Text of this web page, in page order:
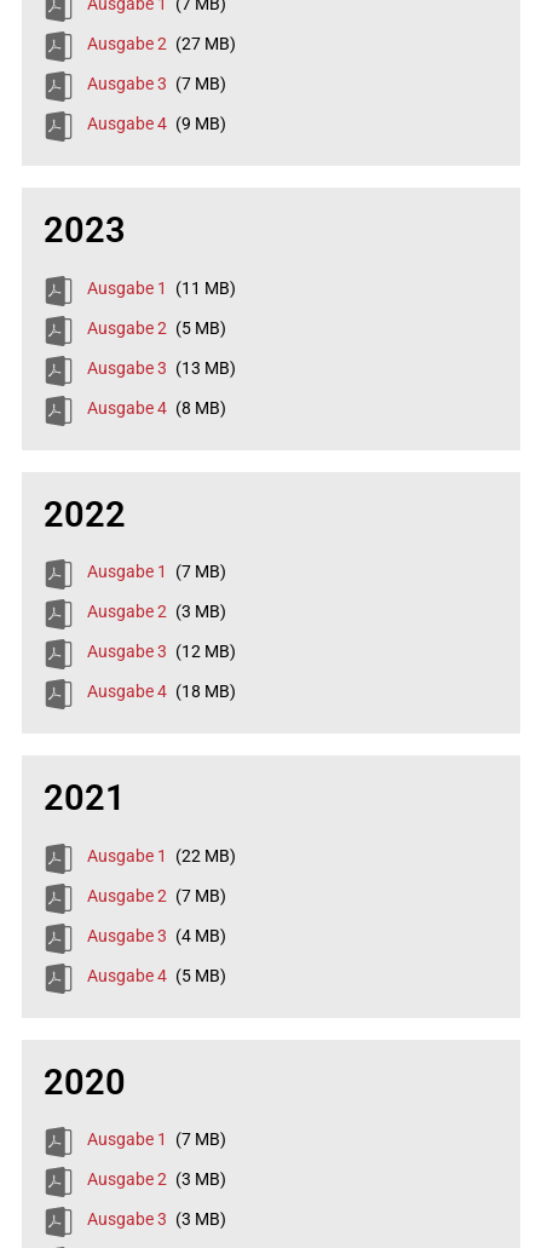
Ausgabe 1
(7 MB)
Ausgabe 2 (27 MB)
Ausgabe 3 (7 MB)
Ausgabe 4 (9 MB)
2023
Ausgabe 1
(11 MB)
Ausgabe 2 (5 MB)
Ausgabe 3 (13 MB)
Ausgabe 4 (8 MB)
2022
Ausgabe 1
(7 MB)
Ausgabe 2 (3 MB)
Ausgabe 3 (12 MB)
Ausgabe 4 (18 MB)
2021
Ausgabe 1
(22 MB)
Ausgabe 2 (7 MB)
Ausgabe 3 (4 MB)
Ausgabe 4 (5 MB)
2020
Ausgabe 1
(7 MB)
Ausgabe 2 (3 MB)
Ausgabe 3 (3 MB)